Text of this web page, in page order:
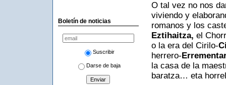
Boletín de noticias
Suscribir
Darse de baja
O tal vez no nos
viviendo y
romanos y los
Eztihaitza, el
o la era del Cirilo-
herrero-
la casa de la
baratza… eta